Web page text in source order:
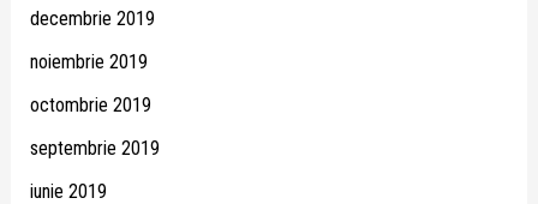
decembrie 2019
noiembrie 2019
octombrie 2019
septembrie 2019
iunie 2019